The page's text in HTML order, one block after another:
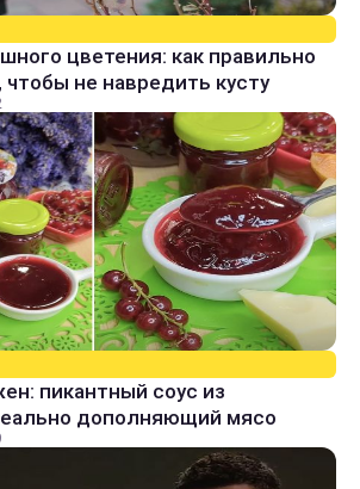
цветения: как правильно
чтобы не навредить кусту
пикантный соус из
дополняющий мясо